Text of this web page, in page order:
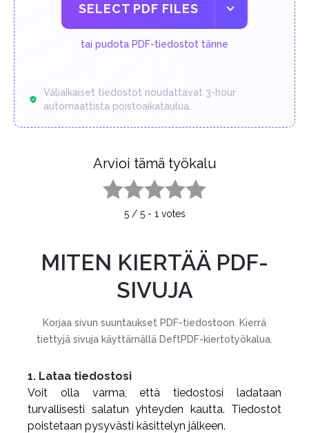
SELECT PDF FILES
tai pudota PDF-tiedostot tänne
Väliaikaiset tiedostot noudattavat 3-hour
automaattista poistoaikataulua.
Arvioi tämä työkalu
5/ 5- 1 votes
MITEN KIERTÄÄ PDF-
SIVUJA
Korjaa sivun suuntaukset PDF-tiedostoon. Kierrä
tiettyjä sivuja käyttämällä DeftPDF-kiertotyökalua.
1. Lataa tiedostosi
Voit olla varma, että tiedostosi ladataan
turvallisesti salatun yhteyden kautta. Tiedostot
poistetaan pysyvästi käsittelyn jälkeen.